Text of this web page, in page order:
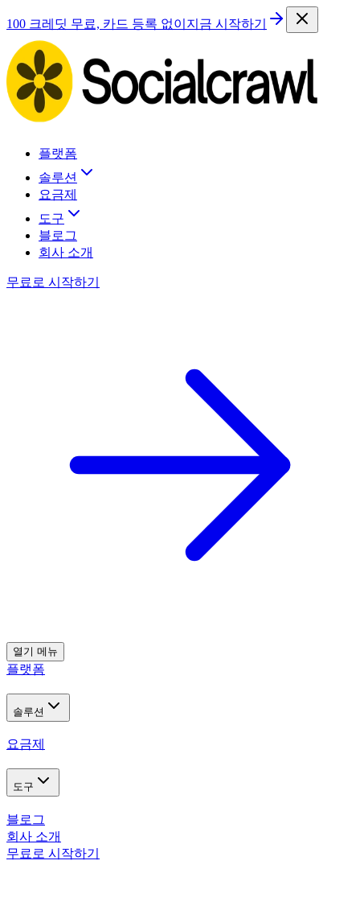
100 크레딧 무료, 카드 등록 없이 지금 시작하기
플랫폼
솔루션
요금제
도구
블로그
회사 소개
무료로 시작하기
열기 메뉴
플랫폼
솔루션
요금제
도구
블로그
회사 소개
무료로 시작하기